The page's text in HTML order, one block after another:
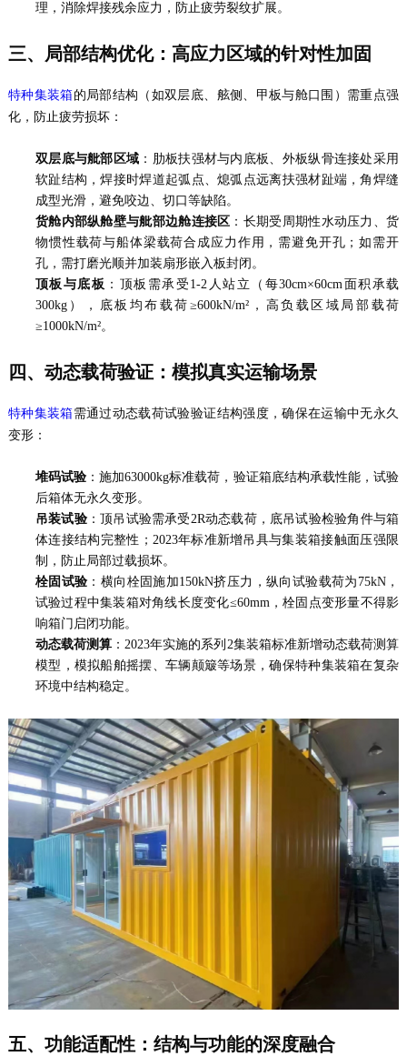
理，消除焊接残余应力，防止疲劳裂纹扩展。
三、局部结构优化：高应力区域的针对性加固
特种集装箱的局部结构（如双层底、舷侧、甲板与舱口围）需重点强
化，防止疲劳损坏：
双层底与舭部区域 ：肋板扶强材与内底板、外板纵骨连接处采用
软趾结构，焊接时焊道起弧点、熄弧点远离扶强材趾端，角焊缝
成型光滑，避免咬边、切口等缺陷。
货舱内部纵舱壁与舭部边舱连接区 ：长期受周期性水动压力、货
物惯性载荷与船体梁载荷合成应力作用，需避免开孔；如需开
孔，需打磨光顺并加装扇形嵌入板封闭。
顶板与底板 ：顶板需承受1-2人站立（每30cm×60cm面积承载
300kg），底板均布载荷≥600kN/m²，高负载区域局部载荷
≥1000kN/m²。
四、动态载荷验证：模拟真实运输场景
特种集装箱需通过动态载荷试验验证结构强度，确保在运输中无永久
变形：
堆码试验 ：施加63000kg标准载荷，验证箱底结构承载性能，试验
后箱体无永久变形。
吊装试验：顶吊试验需承受2R动态载荷，底吊试验检验角件与箱
体连接结构完整性；2023年标准新增吊具与集装箱接触面压强限
制，防止局部过载损坏。
栓固试验 ：横向栓固施加150kN挤压力，纵向试验载荷为75kN，
试验过程中集装箱对角线长度变化≤60mm，栓固点变形量不得影
响箱门启闭功能。
动态载荷测算 ：2023年实施的系列2集装箱标准新增动态载荷测算
模型，模拟船舶摇摆、车辆颠簸等场景，确保特种集装箱在复杂
环境中结构稳定。
五、功能适配性：结构与功能的深度融合